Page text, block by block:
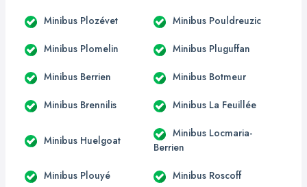
Minibus Plozévet Minibus Pouldreuzic
Minibus Plomelin Minibus Pluguffan
Minibus Berrien Minibus Botmeur
Minibus Brennilis Minibus La Feuillée
Minibus Huelgoat
Minibus Locmaria-
Berrien
Minibus Plouyé Minibus Roscoff